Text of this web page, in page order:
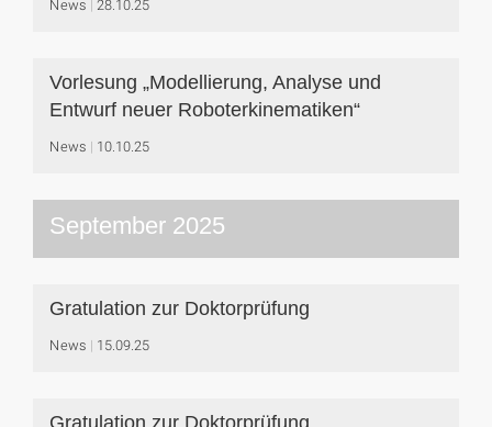
News 28.10.25
Vorlesung „Modellierung, Analyse und
Entwurf neuer Roboterkinematiken“
News 10.10.25
September 2025
Gratulation zur Doktorprüfung
News 15.09.25